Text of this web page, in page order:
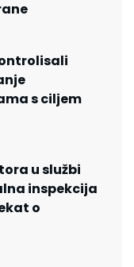
s ciljem
u službi
inspekcija
o